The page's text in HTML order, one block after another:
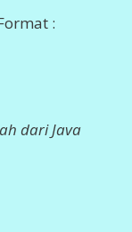
:
dari Java